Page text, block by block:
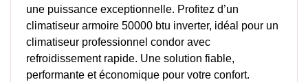
une puissance exceptionnelle. Profitez d’un
climatiseur armoire 50000 btu inverter, idéal pour un
climatiseur professionnel condor avec
refroidissement rapide. Une solution fiable,
performante et économique pour votre confort.